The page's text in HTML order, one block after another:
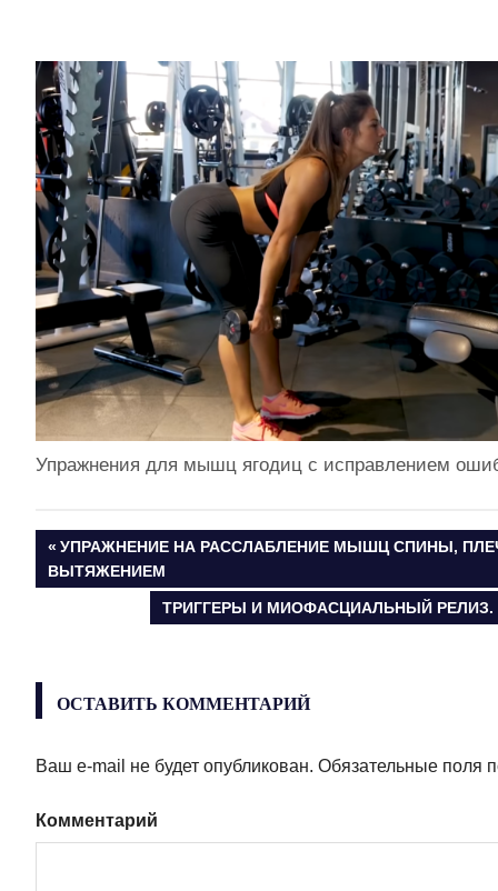
Упражнения для мышц ягодиц с исправлением
Навигация
ПРЕДЫДУЩАЯ
ЗАПИСЬ:
УПРАЖНЕНИЕ НА РАССЛАБЛЕНИЕ МЫШЦ СПИНЫ,
ВЫТЯЖЕНИЕМ
СЛЕДУЮЩАЯ
ТРИГГЕРЫ И МИОФАСЦИАЛЬНЫЙ
ОСТАВИТЬ КОММЕНТАРИЙ
Ваш e-mail не будет опубликован. Обязательные поля
Комментарий